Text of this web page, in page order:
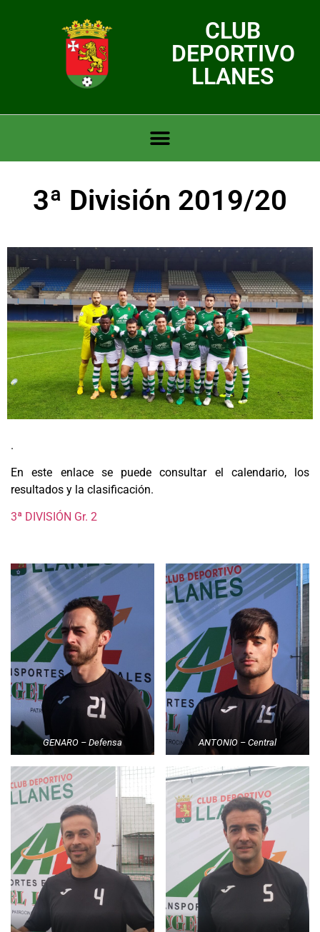
CLUB
DEPORTIVO
LLANES
3ª División 2019/20
.
En este enlace se puede consultar el calendario, los
resultados y la clasificación.
3ª DIVISIÓN Gr. 2
GENARO – Defensa ANTONIO – Central